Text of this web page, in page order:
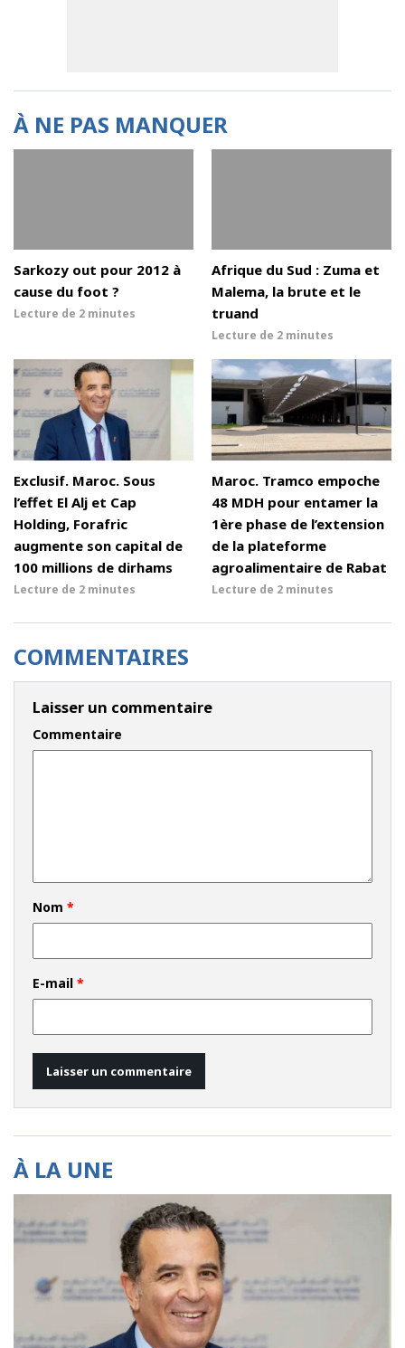
À NE PAS MANQUER
Sarkozy out pour 2012 à
cause du foot ?
Lecture de 2 minutes
Afrique du Sud : Zuma et
Malema, la brute et le
truand
Lecture de 2 minutes
Exclusif. Maroc. Sous
l’effet El Alj et Cap
Holding, Forafric
augmente son capital de
100 millions de dirhams
Lecture de 2 minutes
Maroc. Tramco empoche
48 MDH pour entamer la
1ère phase de l’extension
de la plateforme
agroalimentaire de Rabat
Lecture de 2 minutes
COMMENTAIRES
Laisser un commentaire
Commentaire
Nom *
E-mail *
À LA UNE